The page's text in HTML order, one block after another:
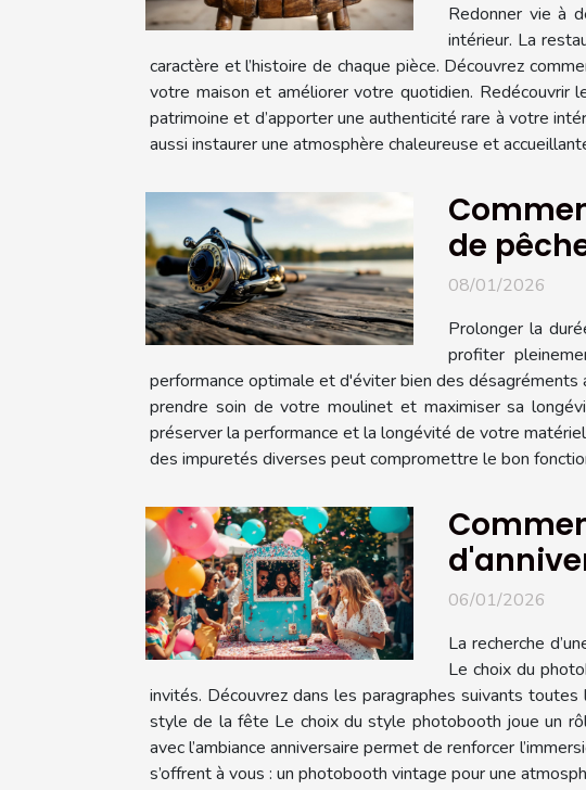
Redonner vie à
intérieur. La
caractère et l’histoire de chaque pièce. Découvrez
votre maison et améliorer votre quotidien. Redécouvrir
patrimoine et d’apporter une authenticité rare à votre
aussi instaurer une atmosphère chaleureuse et
de
08/01/2026
Prolonger la
profiter
performance optimale et d'éviter bien des
prendre soin de votre moulinet et maximiser sa
préserver la performance et la longévité de votre
des impuretés diverses peut compromettre le bon
06/01/2026
La recherche
Le choix du
invités. Découvrez dans les paragraphes suivants
style de la fête Le choix du style photobooth joue un
avec l’ambiance anniversaire permet de renforcer
s’offrent à vous : un photobooth vintage pour une